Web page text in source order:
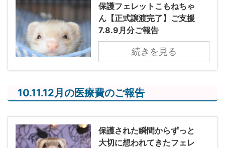
保護フェレットこもねちゃ
ん【正式譲渡完了】ご支援
7.8.9月分ご報告
続きを見る
10.11.12月の医療費のご報告
保護された瞬間からずっと
大切に想われてきたフェレ